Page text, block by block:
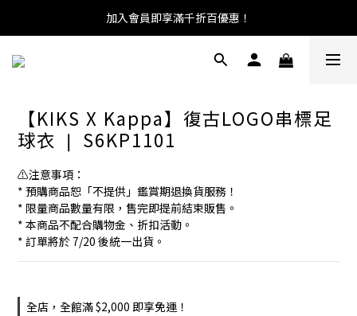
加入會員即享滿千折百優惠！
【KIKS X Kappa】復古LOGO串標足
球衣 ❘ S6KP1101
⚠️注意事項：
* 預購商品恕「不提供」鑑賞期退換貨服務！
* 限量商品數量有限，售完即提前結束販售。
* 本商品不配合購物金、折扣活動。
* 訂單將於 7/20 後統一出貨。
全店，全館滿 $2,000 即享免運！